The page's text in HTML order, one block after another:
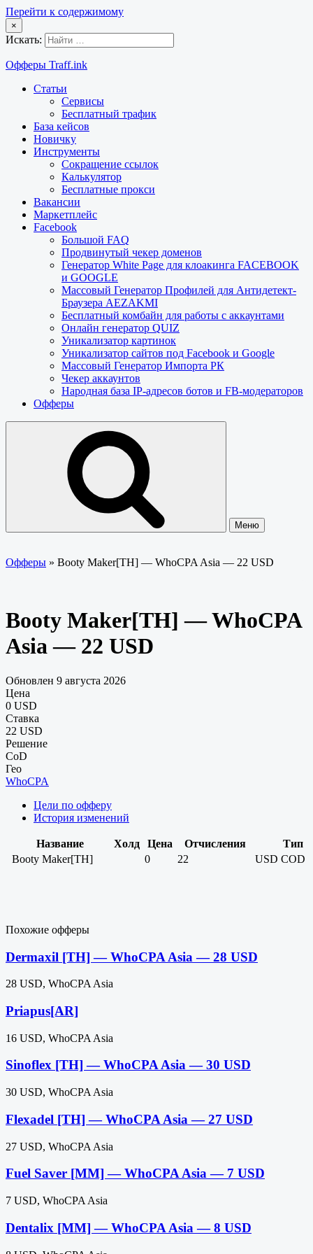
Перейти к содержимому
×
Искать:
Офферы Traff.ink
Статьи
Сервисы
Бесплатный трафик
База кейсов
Новичку
Инструменты
Сокращение ссылок
Калькулятор
Бесплатные прокси
Вакансии
Маркетплейс
Facebook
Большой FAQ
Продвинутый чекер доменов
Генератор White Page для клоакинга FACEBOOK
и GOOGLE
Массовый Генератор Профилей для Антидетект-
Браузера AEZAKMI
Бесплатный комбайн для работы с аккаунтами
Онлайн генератор QUIZ
Уникализатор картинок
Уникализатор сайтов под Facebook и Google
Массовый Генератор Импорта РК
Чекер аккаунтов
Народная база IP-адресов ботов и FB-модераторов
Офферы
Меню
Офферы » Booty Maker[TH] — WhoCPA Asia — 22 USD
Booty Maker[TH] — WhoCPA
Asia — 22 USD
Обновлен 9 августа 2026
Цена
0 USD
Ставка
22 USD
Решение
CoD
Гео
WhoCPA
Цели по офферу
История изменений
Название Холд Цена Отчисления
Тип
Booty Maker[TH]
0 22 USD COD
Похожие офферы
Dermaxil [TH] — WhoCPA Asia — 28 USD
28 USD, WhoCPA Asia
Priapus[AR]
16 USD, WhoCPA Asia
Sinoflex [TH] — WhoCPA Asia — 30 USD
30 USD, WhoCPA Asia
Flexadel [TH] — WhoCPA Asia — 27 USD
27 USD, WhoCPA Asia
Fuel Saver [MM] — WhoCPA Asia — 7 USD
7 USD, WhoCPA Asia
Dentalix [MM] — WhoCPA Asia — 8 USD